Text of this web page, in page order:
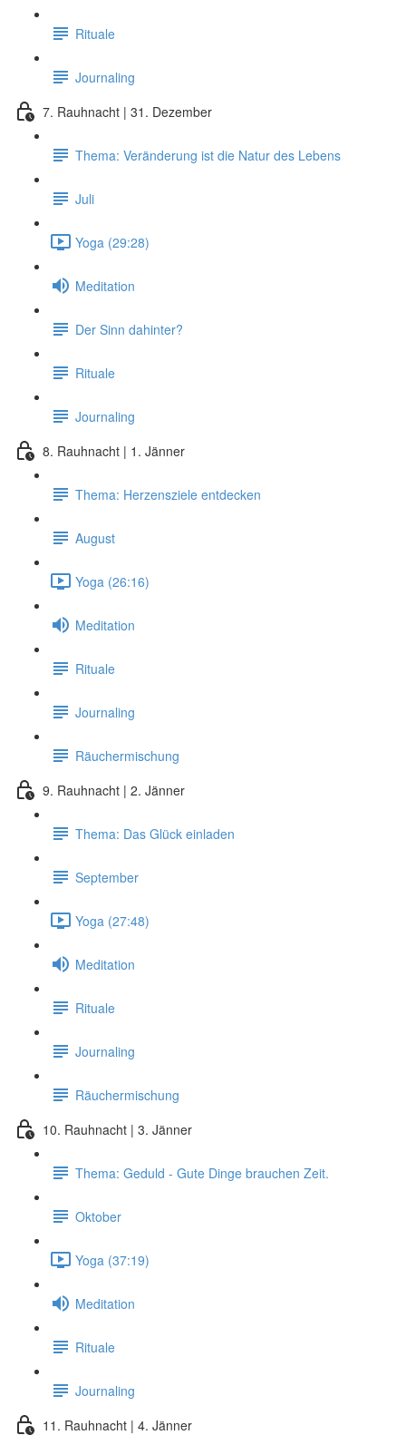
Rituale
Journaling
7. Rauhnacht | 31. Dezember
Thema: Veränderung ist die Natur des Lebens
Juli
Yoga (29:28)
Meditation
Der Sinn dahinter?
Rituale
Journaling
8. Rauhnacht | 1. Jänner
Thema: Herzensziele entdecken
August
Yoga (26:16)
Meditation
Rituale
Journaling
Räuchermischung
9. Rauhnacht | 2. Jänner
Thema: Das Glück einladen
September
Yoga (27:48)
Meditation
Rituale
Journaling
Räuchermischung
10. Rauhnacht | 3. Jänner
Thema: Geduld - Gute Dinge brauchen Zeit.
Oktober
Yoga (37:19)
Meditation
Rituale
Journaling
11. Rauhnacht | 4. Jänner